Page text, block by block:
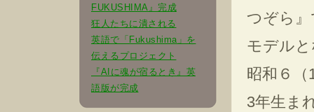
FUKUSHIMA』完成
狂人たちに潰される
英語で「Fukushima」を
伝えるプロジェクト
『AIに魂が宿るとき』英
語版が完成
つぞら
モデル
昭和６（
3年生ま